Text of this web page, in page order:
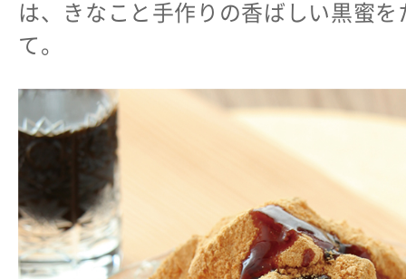
は、きなこと手作りの香ばしい黒蜜を
て。